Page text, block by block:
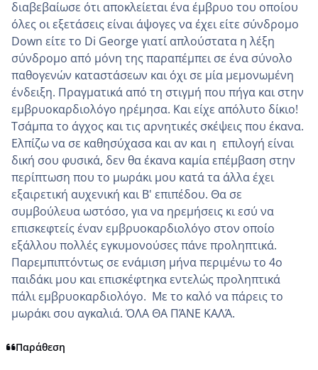
διαβεβαίωσε ότι αποκλείεται ένα έμβρυο του οποίου
όλες οι εξετάσεις είναι άψογες να έχει είτε σύνδρομο
Down είτε το Di George γιατί απλούστατα η λέξη
σύνδρομο από μόνη της παραπέμπει σε ένα σύνολο
παθογενών καταστάσεων και όχι σε μία μεμονωμένη
ένδειξη. Πραγματικά από τη στιγμή που πήγα και στην
εμβρυοκαρδιολόγο ηρέμησα. Και είχε απόλυτο δίκιο!
Τσάμπα το άγχος και τις αρνητικές σκέψεις που έκανα.
Ελπίζω να σε καθησύχασα και αν και η επιλογή είναι
δική σου φυσικά, δεν θα έκανα καμία επέμβαση στην
περίπτωση που το μωράκι μου κατά τα άλλα έχει
εξαιρετική αυχενική και Β' επιπέδου. Θα σε
συμβούλευα ωστόσο, για να ηρεμήσεις κι εσύ να
επισκεφτείς έναν εμβρυοκαρδιολόγο στον οποίο
εξάλλου πολλές εγκυμονούσες πάνε προληπτικά.
Παρεμπιπτόντως σε ενάμιση μήνα περιμένω το 4ο
παιδάκι μου και επισκέφτηκα εντελώς προληπτικά
πάλι εμβρυοκαρδιολόγο. Με το καλό να πάρεις το
μωράκι σου αγκαλιά. ΌΛΑ ΘΑ ΠΆΝΕ ΚΑΛΆ.
Παράθεση